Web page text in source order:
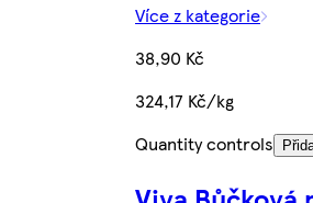
Více z kategorie
38,90 Kč
324,17 Kč/kg
Quantity controls